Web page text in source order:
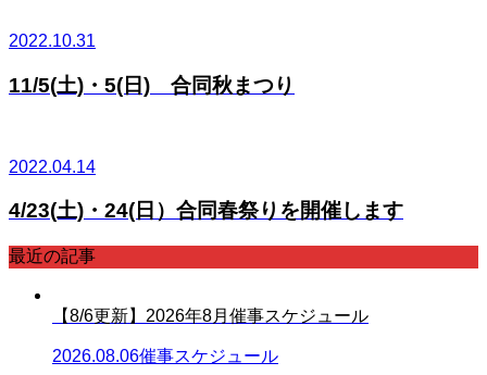
2022.10.31
11/5(土)・5(日) 合同秋まつり
2022.04.14
4/23(土)・24(日）合同春祭りを開催します
最近の記事
【8/6更新】2026年8月催事スケジュール
2026.08.06催事スケジュール